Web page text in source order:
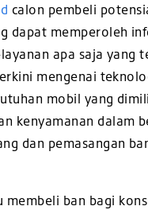
calon pembeli
dapat memperoleh
apa saja yang
mengenai
mobil yang
kenyamanan dalam
dan pemasangan
membeli ban bagi